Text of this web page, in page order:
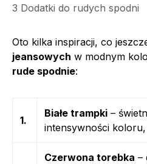
3 Dodatki do rudych spodni
Oto kilka inspiracji, co
jeansowych w modnym
rude spodnie:
1.
Białe trampki –
intensywności
Czerwona torebka –